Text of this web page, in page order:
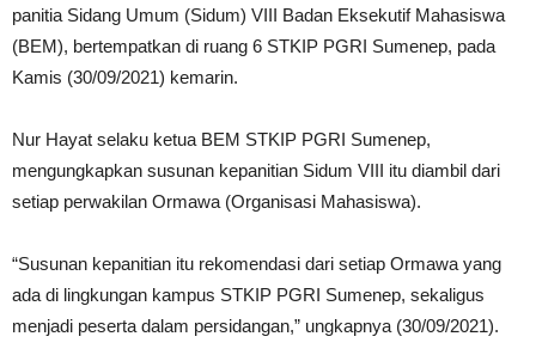
panitia Sidang Umum (Sidum) VIII Badan Eksekutif Mahasiswa
(BEM), bertempatkan di ruang 6 STKIP PGRI Sumenep, pada
Kamis (30/09/2021) kemarin.
Nur Hayat selaku ketua BEM STKIP PGRI Sumenep,
mengungkapkan susunan kepanitian Sidum VIII itu diambil dari
setiap perwakilan Ormawa (Organisasi Mahasiswa).
“Susunan kepanitian itu rekomendasi dari setiap Ormawa yang
ada di lingkungan kampus STKIP PGRI Sumenep, sekaligus
menjadi peserta dalam persidangan,” ungkapnya (30/09/2021).